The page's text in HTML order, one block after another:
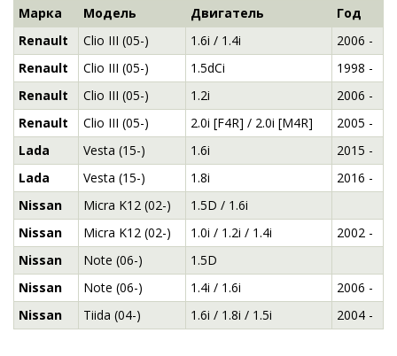
Марка Модель Двигатель
Год
Renault
Clio III (05-) 1.6i / 1.4i
2006 -
Renault
Clio III (05-) 1.5dCi
1998 -
Renault
Clio III (05-) 1.2i
2006 -
Renault
Clio III (05-) 2.0i [F4R] / 2.0i [M4R]
2005 -
Lada
Vesta (15-) 1.6i
2015 -
Lada
Vesta (15-) 1.8i
2016 -
Nissan
Micra K12 (02-)
1.5D / 1.6i
Nissan
Micra K12 (02-) 1.0i / 1.2i / 1.4i
2002 -
Nissan
Note (06-)
1.5D
Nissan
Note (06-) 1.4i / 1.6i
2006 -
Nissan
Tiida (04-) 1.6i / 1.8i / 1.5i 2004 -